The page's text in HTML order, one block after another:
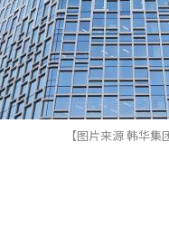
【图片来源 韩华集